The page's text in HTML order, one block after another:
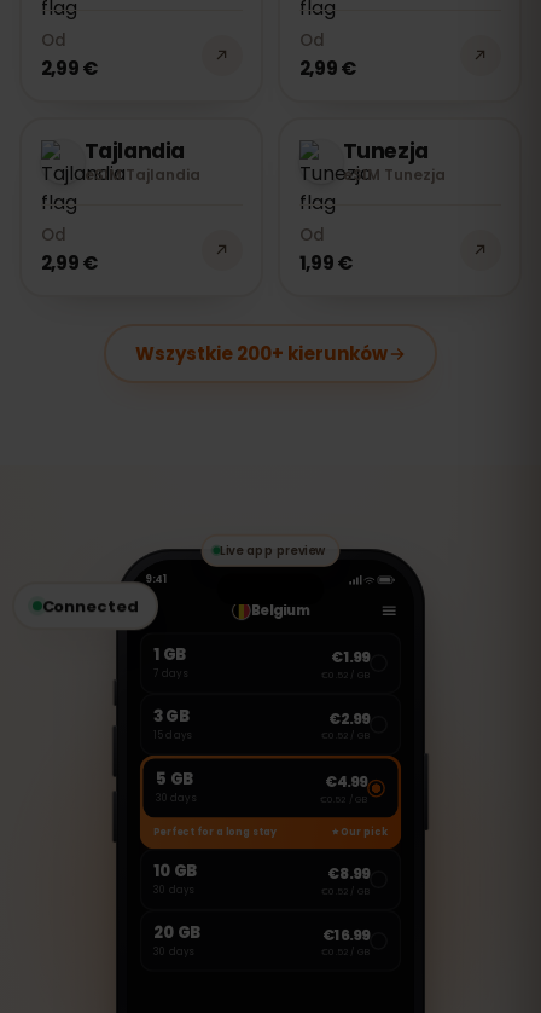
Od
2,99 €
Od
2,99 €
Tajlandia
eSIM Tajlandia
Od
2,99 €
Tunezja
eSIM Tunezja
Od
1,99 €
Wszystkie 200+ kierunków